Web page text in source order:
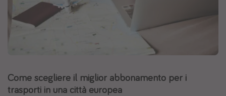
Italia
Albania
Egitto
Tunisia
Come scegliere il miglior abbonamento per i
trasporti in una città europea